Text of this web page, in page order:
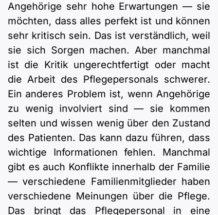
Angehörige sehr hohe Erwartungen — sie
möchten, dass alles perfekt ist und können
sehr kritisch sein. Das ist verständlich, weil
sie sich Sorgen machen. Aber manchmal
ist die Kritik ungerechtfertigt oder macht
die Arbeit des Pflegepersonals schwerer.
Ein anderes Problem ist, wenn Angehörige
zu wenig involviert sind — sie kommen
selten und wissen wenig über den Zustand
des Patienten. Das kann dazu führen, dass
wichtige Informationen fehlen. Manchmal
gibt es auch Konflikte innerhalb der Familie
— verschiedene Familienmitglieder haben
verschiedene Meinungen über die Pflege.
Das bringt das Pflegepersonal in eine